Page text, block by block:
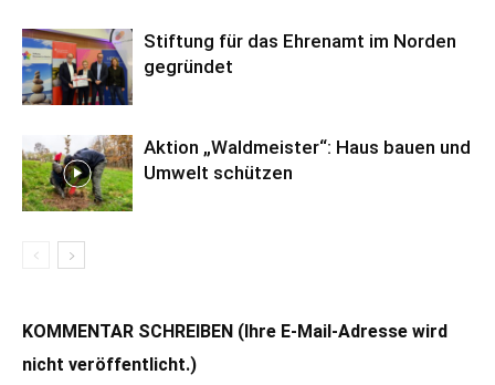
Stiftung für das Ehrenamt im Norden
gegründet
Aktion „Waldmeister“: Haus bauen und
Umwelt schützen
KOMMENTAR SCHREIBEN (Ihre E-Mail-Adresse wird
nicht veröffentlicht.)